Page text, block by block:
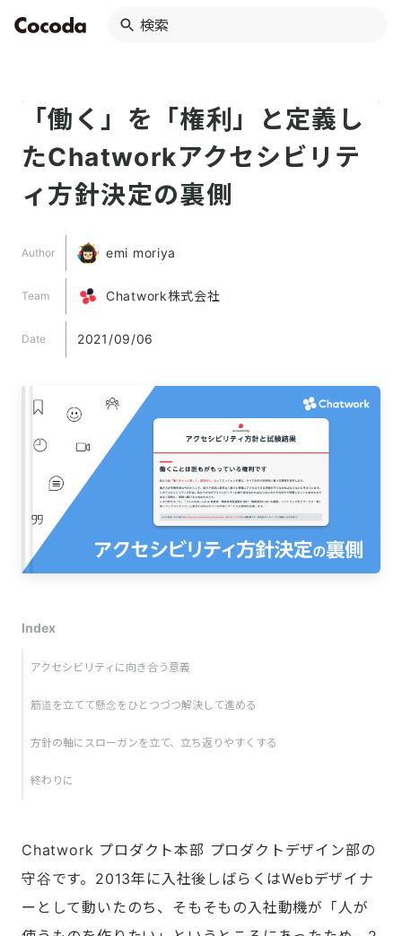
「働く」を「権利」と定義し
たChatworkアクセシビリテ
ィ方針決定の裏側
Author emi moriya
Team Chatwork株式会社
Date 2021/09/06
Index
アクセシビリティに向き合う意義
筋道を立てて懸念をひとつづつ解決して進める
方針の軸にスローガンを立て、立ち返りやすくする
終わりに
Chatwork プロダクト本部 プロダクトデザイン部の
守谷です。2013年に入社後しばらくはWebデザイナ
ーとして動いたのち、そもそもの入社動機が「人が